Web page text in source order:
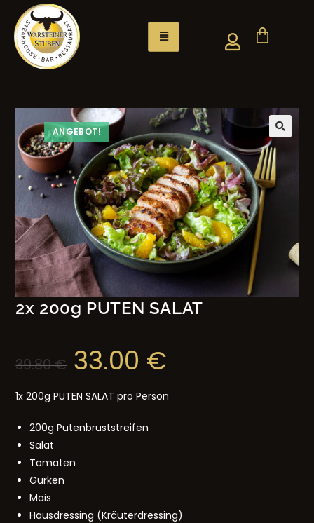
ANGEBOT!
2x 200g PUTEN SALAT
39.80€ 33.00 €
1x 200g PUTEN SALAT pro Person
200g Putenbruststreifen
Salat
Tomaten
Gurken
Mais
Hausdressing (Kräuterdressing)